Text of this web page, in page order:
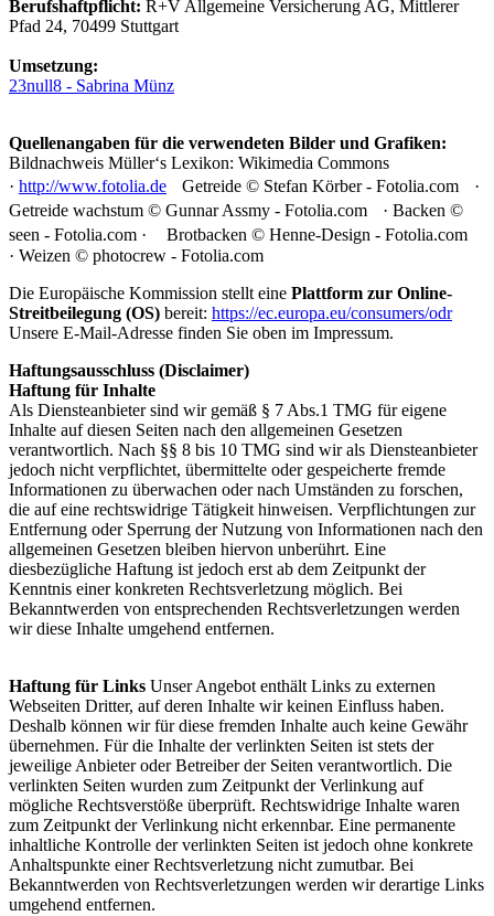
Berufshaftpflicht: R+V Allgemeine Versicherung AG, Mittlerer
Pfad 24, 70499 Stuttgart
Umsetzung:
23null8 - Sabrina Münz
Quellenangaben für die verwendeten Bilder und Grafiken:
Bildnachweis Müller‘s Lexikon: Wikimedia Commons
· http://www.fotolia.de Getreide © Stefan Körber - Fotolia.com ·
Getreide wachstum © Gunnar Assmy - Fotolia.com · Backen ©
seen - Fotolia.com · Brotbacken © Henne-Design - Fotolia.com
· Weizen © photocrew - Fotolia.com
Die Europäische Kommission stellt eine Plattform zur Online-
Streitbeilegung (OS) bereit: https://ec.europa.eu/consumers/odr
Unsere E-Mail-Adresse finden Sie oben im Impressum.
Haftungsausschluss (Disclaimer)
Haftung für Inhalte
Als Diensteanbieter sind wir gemäß § 7 Abs.1 TMG für eigene
Inhalte auf diesen Seiten nach den allgemeinen Gesetzen
verantwortlich. Nach §§ 8 bis 10 TMG sind wir als Diensteanbieter
jedoch nicht verpflichtet, übermittelte oder gespeicherte fremde
Informationen zu überwachen oder nach Umständen zu forschen,
die auf eine rechtswidrige Tätigkeit hinweisen. Verpflichtungen zur
Entfernung oder Sperrung der Nutzung von Informationen nach den
allgemeinen Gesetzen bleiben hiervon unberührt. Eine
diesbezügliche Haftung ist jedoch erst ab dem Zeitpunkt der
Kenntnis einer konkreten Rechtsverletzung möglich. Bei
Bekanntwerden von entsprechenden Rechtsverletzungen werden
wir diese Inhalte umgehend entfernen.
Haftung für Links Unser Angebot enthält Links zu externen
Webseiten Dritter, auf deren Inhalte wir keinen Einfluss haben.
Deshalb können wir für diese fremden Inhalte auch keine Gewähr
übernehmen. Für die Inhalte der verlinkten Seiten ist stets der
jeweilige Anbieter oder Betreiber der Seiten verantwortlich. Die
verlinkten Seiten wurden zum Zeitpunkt der Verlinkung auf
mögliche Rechtsverstöße überprüft. Rechtswidrige Inhalte waren
zum Zeitpunkt der Verlinkung nicht erkennbar. Eine permanente
inhaltliche Kontrolle der verlinkten Seiten ist jedoch ohne konkrete
Anhaltspunkte einer Rechtsverletzung nicht zumutbar. Bei
Bekanntwerden von Rechtsverletzungen werden wir derartige Links
umgehend entfernen.